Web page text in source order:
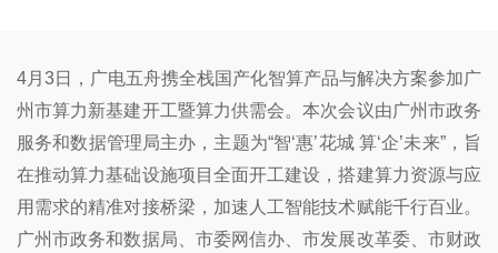
4月3日，广电五舟携全栈国产化智算产品与解决方案参加广
州市算力新基建开工暨算力供需会。本次会议由广州市政务
服务和数据管理局主办，主题为“智‘惠’花城 算‘企’未来”，旨
在推动算力基础设施项目全面开工建设，搭建算力资源与应
用需求的精准对接桥梁，加速人工智能技术赋能千行百业。
广州市政务和数据局、市委网信办、市发展改革委、市财政